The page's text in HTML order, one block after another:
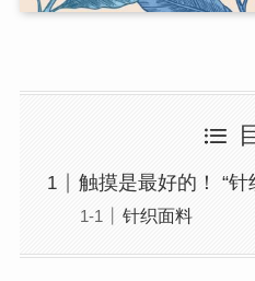
触摸是最好的！ “
针织面料